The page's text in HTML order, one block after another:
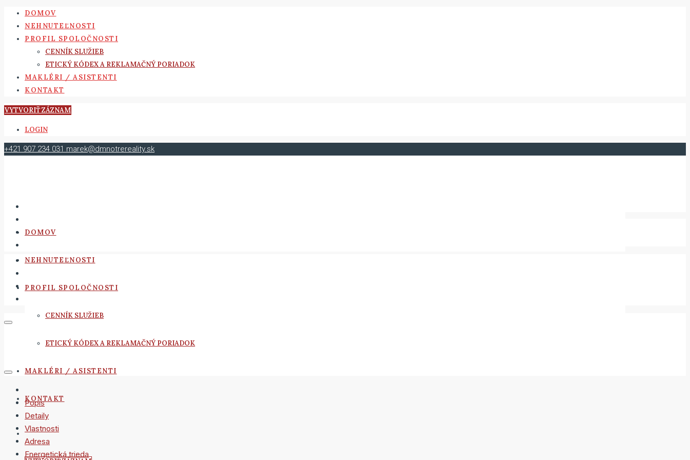
DOMOV
NEHNUTEĽNOSTI
PROFIL SPOLOČNOSTI
CENNÍK SLUŽIEB
ETICKÝ KÓDEX A REKLAMAČNÝ PORIADOK
MAKLÉRI / ASISTENTI
KONTAKT
VYTVORIŤ ZÁZNAM
LOGIN
+421 907 234 031 marek@dmnotrereality.sk
DOMOV
NEHNUTEĽNOSTI
PROFIL SPOLOČNOSTI
CENNÍK SLUŽIEB
ETICKÝ KÓDEX A REKLAMAČNÝ PORIADOK
MAKLÉRI / ASISTENTI
KONTAKT
Popis
Detaily
Vlastnosti
Adresa
Energetická trieda